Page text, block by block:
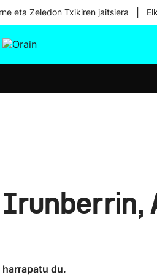
eta Zeledon Txikiren jaitsiera
du.